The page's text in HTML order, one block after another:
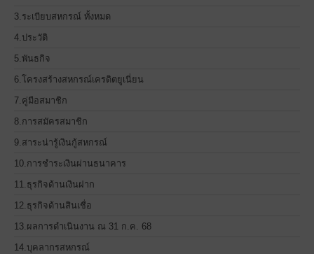
3.ระเบียบสหกรณ์ ทั้งหมด
4.ประวัติ
5.พันธกิจ
6.โครงสร้างสหกรณ์เครดิตยูเนี่ยน
7.คู่มือสมาชิก
8.การสมัครสมาชิก
9.สาระน่ารู้เงินกู้สหกรณ์
10.การชำระเงินผ่านธนาคาร
11.ธุรกิจด้านเงินฝาก
12.ธุรกิจด้านสินเชื่อ
13.ผลการดำเนินงาน ณ 31 ก.ค. 68
14.บุคลากรสหกรณ์